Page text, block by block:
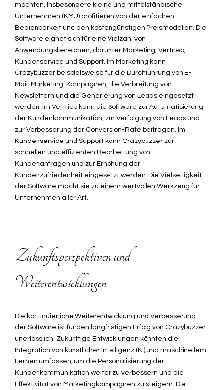
möchten. Insbesondere kleine und mittelständische
Unternehmen (KMU) profitieren von der einfachen
Bedienbarkeit und den kostengünstigen Preismodellen. Die
Software eignet sich für eine Vielzahl von
Anwendungsbereichen, darunter Marketing, Vertrieb,
Kundenservice und Support. Im Marketing kann
Crazybuzzer beispielsweise für die Durchführung von E-
Mail-Marketing-Kampagnen, die Verbreitung von
Newslettern und die Generierung von Leads eingesetzt
werden. Im Vertrieb kann die Software zur Automatisierung
der Kundenkommunikation, zur Verfolgung von Leads und
zur Verbesserung der Conversion-Rate beitragen. Im
Kundenservice und Support kann Crazybuzzer zur
schnellen und effizienten Bearbeitung von
Kundenanfragen und zur Erhöhung der
Kundenzufriedenheit eingesetzt werden. Die Vielseitigkeit
der Software macht sie zu einem wertvollen Werkzeug für
Unternehmen aller Art.
Zukunftsperspektiven und
Weiterentwicklungen
Die kontinuierliche Weiterentwicklung und Verbesserung
der Software ist für den langfristigen Erfolg von Crazybuzzer
unerlässlich. Zukünftige Entwicklungen könnten die
Integration von künstlicher Intelligenz (KI) und maschinellem
Lernen umfassen, um die Personalisierung der
Kundenkommunikation weiter zu verbessern und die
Effektivität von Marketingkampagnen zu steigern. Die